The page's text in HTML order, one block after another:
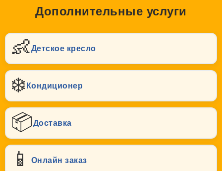
Дополнительные услуги
👶Детское кресло
❄️ Кондиционер
📦Доставка
📱 Онлайн заказ